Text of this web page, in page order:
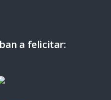
a felicitar: